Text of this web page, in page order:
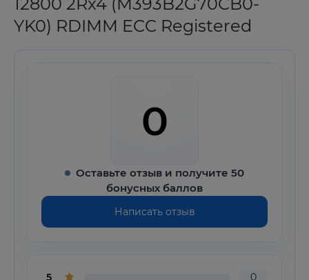
YK0) RDIMM ECC Registered
0
Оставьте отзыв и получите 50
бонусных баллов
Написать отзыв
5 0